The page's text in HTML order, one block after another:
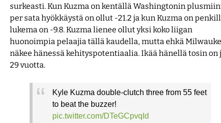
surkeasti. Kun Kuzma on kentällä Washingtonin
per sata hyökkäystä on ollut -21.2 ja kun Kuzma on
lukema on -9.8. Kuzma lienee ollut yksi koko liigan
huonoimpia pelaajia tällä kaudella, mutta ehkä
näkee hänessä kehityspotentiaalia. Ikää hänellä tosin on
29 vuotta.
Kyle Kuzma double-clutch three from 55 feet
to beat the buzzer!
pic.twitter.com/DTeGCpvqId